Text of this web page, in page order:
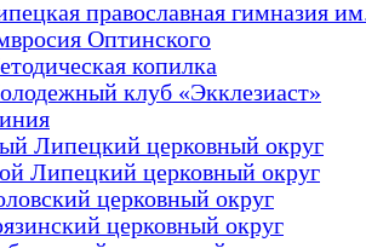
православная гимназия
Оптинского
копилка
клуб «Экклезиаст»
Липецкий церковный округ
Липецкий церковный округ
церковный округ
церковный округ